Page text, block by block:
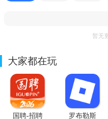
暂无
大家都在玩
国聘-招聘
罗布勒斯